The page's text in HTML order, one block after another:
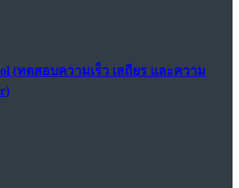
(ทดสอบความเร็ว เสถียร และความ